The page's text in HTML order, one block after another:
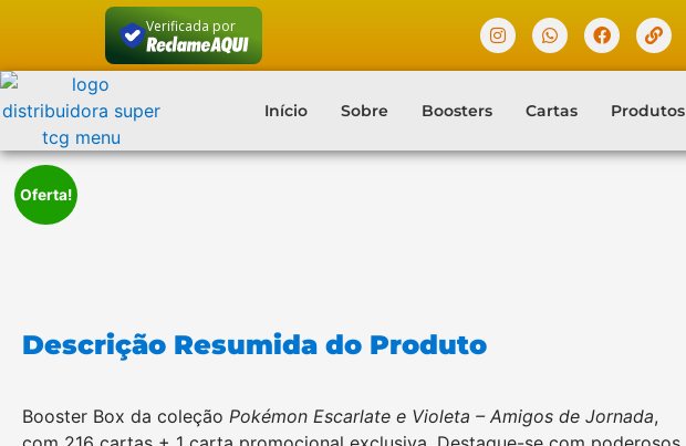
Verificada por
Início Sobre Boosters Cartas Produtos
Oferta!
Descrição Resumida do Produto
Booster Box da coleção Pokémon Escarlate e Violeta – Amigos de Jornada,